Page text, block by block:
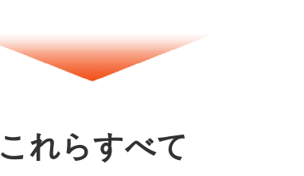
これらすべて